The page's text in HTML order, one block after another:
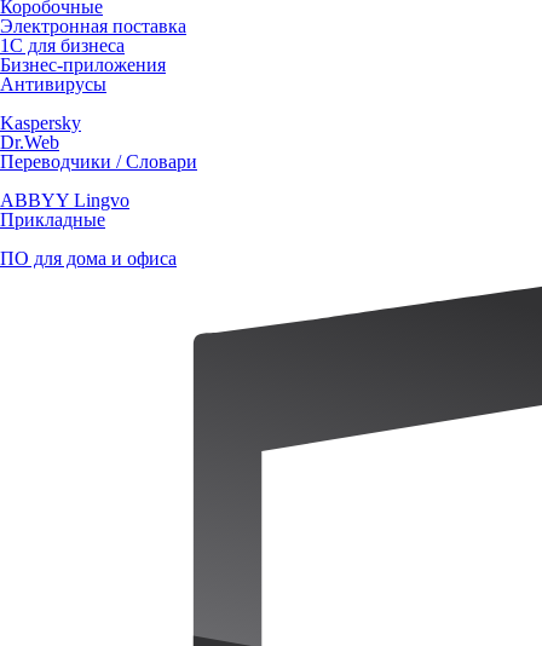
Коробочные
Электронная поставка
1С для бизнеса
Бизнес-приложения
Антивирусы
Kaspersky
Dr.Web
Переводчики / Словари
ABBYY Lingvo
Прикладные
ПО для дома и офиса